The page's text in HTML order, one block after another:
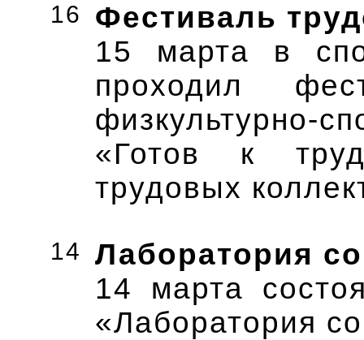
16
Фестиваль
15 марта в
проходил
физкультурно-
«Готов к
трудовых
14
Лаборатория
14 марта
«Лаборатория